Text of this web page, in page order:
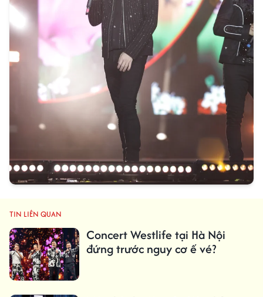
TIN LIÊN QUAN
Concert Westlife tại Hà Nội
đứng trước nguy cơ ế vé?